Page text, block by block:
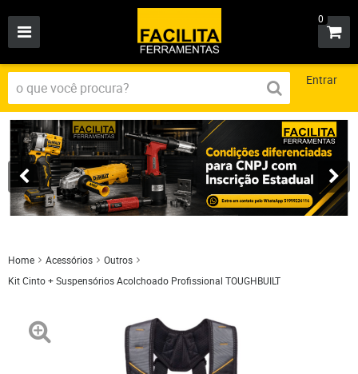
0
Entrar
Home Acessórios
Outros
Kit Cinto + Suspensórios Acolchoado Profissional TOUGHBUILT